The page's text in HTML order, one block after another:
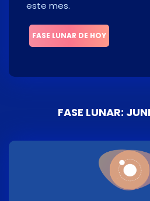
este mes.
FASE LUNAR DE HOY
FASE LUNAR: